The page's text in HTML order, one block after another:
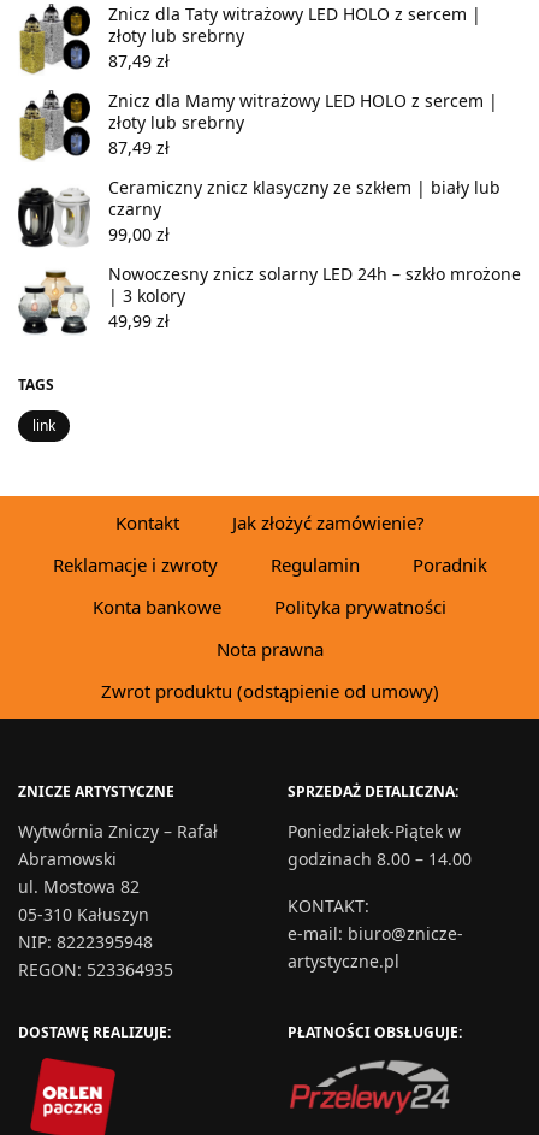
Znicz dla Taty witrażowy LED HOLO z sercem |
złoty lub srebrny
87,49 zł
Znicz dla Mamy witrażowy LED HOLO z sercem |
złoty lub srebrny
87,49 zł
Ceramiczny znicz klasyczny ze szkłem | biały lub
czarny
99,00 zł
Nowoczesny znicz solarny LED 24h – szkło mrożone
| 3 kolory
49,99 zł
TAGS
link
Kontakt
Jak złożyć zamówienie?
Reklamacje i zwroty
Regulamin
Poradnik
Konta bankowe
Polityka prywatności
Nota prawna
Zwrot produktu (odstąpienie od umowy)
ZNICZE ARTYSTYCZNE
Wytwórnia Zniczy – Rafał
Abramowski
ul. Mostowa 82
05-310 Kałuszyn
NIP: 8222395948
REGON: 523364935
SPRZEDAŻ DETALICZNA:
Poniedziałek-Piątek w
godzinach 8.00 – 14.00
KONTAKT:
e-mail: biuro@znicze-
artystyczne.pl
DOSTAWĘ REALIZUJE: PŁATNOŚCI OBSŁUGUJE: